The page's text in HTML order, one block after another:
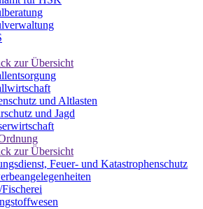
zur Übersicht
und Altlasten
und Jagd
zur Übersicht
Feuer- und Katastrophenschutz
Fischerei